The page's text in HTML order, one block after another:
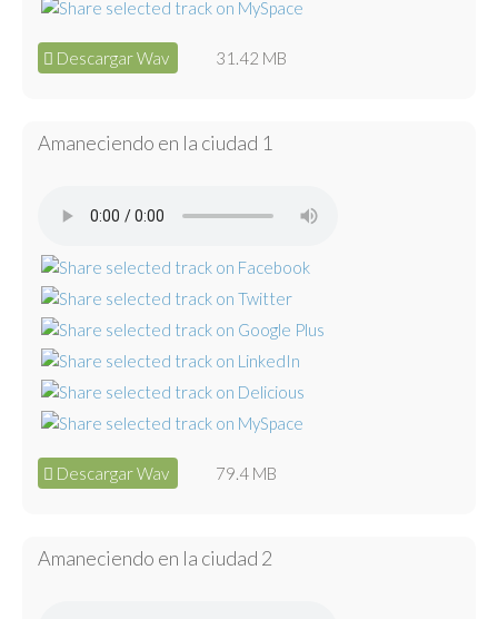
Descargar Wav 31.42 MB
Amaneciendo en la ciudad 1
Descargar Wav 79.4 MB
Amaneciendo en la ciudad 2